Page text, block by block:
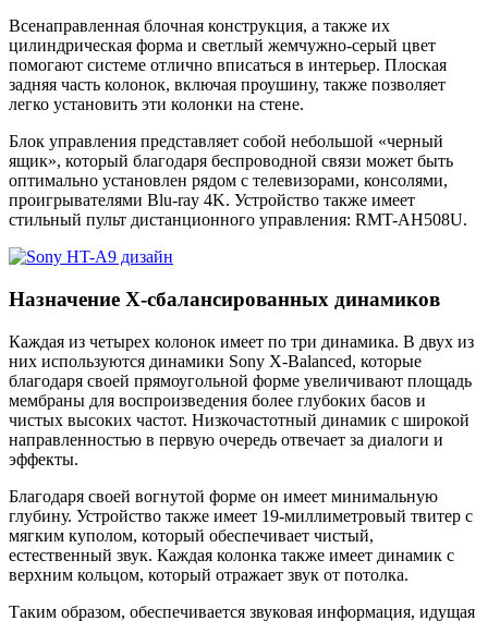
Всенаправленная блочная конструкция, а также их
цилиндрическая форма и светлый жемчужно-серый цвет
помогают системе отлично вписаться в интерьер. Плоская
задняя часть колонок, включая проушину, также позволяет
легко установить эти колонки на стене.
Блок управления представляет собой небольшой «черный
ящик», который благодаря беспроводной связи может быть
оптимально установлен рядом с телевизорами, консолями,
проигрывателями Blu-ray 4K. Устройство также имеет
стильный пульт дистанционного управления: RMT-AH508U.
Назначение X-сбалансированных динамиков
Каждая из четырех колонок имеет по три динамика. В двух из
них используются динамики Sony X-Balanced, которые
благодаря своей прямоугольной форме увеличивают площадь
мембраны для воспроизведения более глубоких басов и
чистых высоких частот. Низкочастотный динамик с широкой
направленностью в первую очередь отвечает за диалоги и
эффекты.
Благодаря своей вогнутой форме он имеет минимальную
глубину. Устройство также имеет 19-миллиметровый твитер с
мягким куполом, который обеспечивает чистый,
естественный звук. Каждая колонка также имеет динамик с
верхним кольцом, который отражает звук от потолка.
Таким образом, обеспечивается звуковая информация, идущая